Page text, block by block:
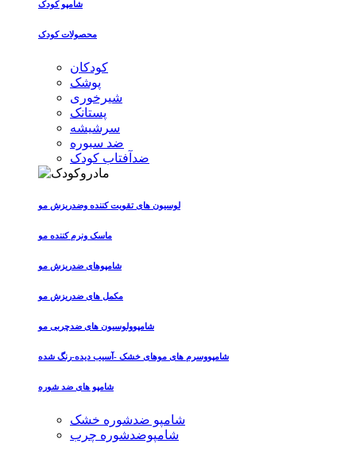
شامپو کودک
محصولات کودک
کودکان
پوشک
شیرخوری
پستانک
سرشیشه
ضد سبوره
ضدآفتاب کودک
لوسیون های تقویت کننده وضدریزش مو
ماسک ونرم کننده مو
شامپوهای ضدریزش مو
مکمل های ضدریزش مو
شامپوولوسیون های ضدچربی مو
شامپووسرم های موهای خشک -آسیب دیده-رنگ شده
شامپو های ضد شوره
شامپو ضدشوره خشک
شامپوضدشوره چرب